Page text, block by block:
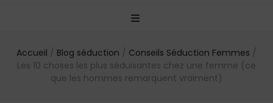
Accueil / Blog séduction / Conseils Séduction Femmes /
Les 10 choses les plus séduisantes chez une femme (ce
que les hommes remarquent vraiment)